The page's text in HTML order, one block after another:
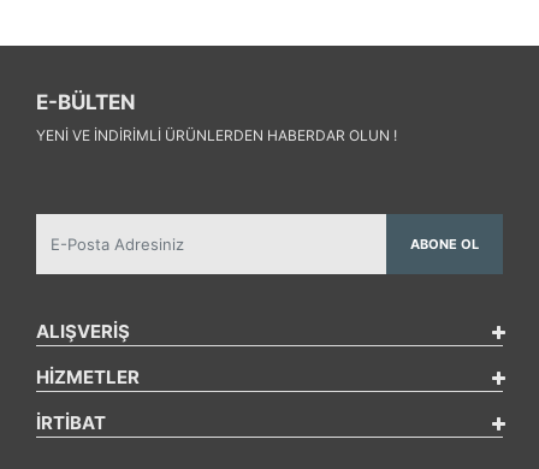
E-BÜLTEN
YENI VE INDIRIMLI ÜRÜNLERDEN HABERDAR OLUN !
ABONE OL
ALIŞVERİŞ
HİZMETLER
İRTİBAT